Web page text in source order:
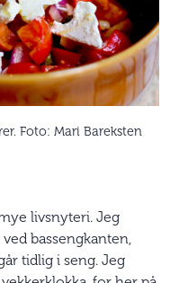
Foto: Mari Bareksten
livsnyteri. Jeg
bassengkanten,
tidlig i seng. Jeg